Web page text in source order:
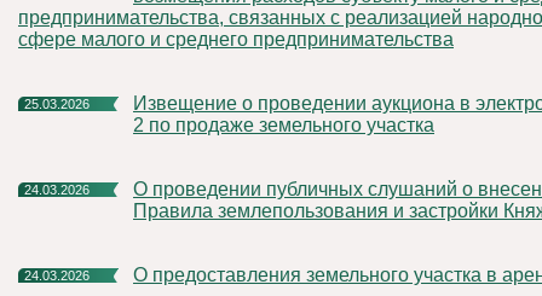
предпринимательства, связанных с реализацией
сфере малого и среднего предпринимательства
25.03.2026
Извещение о проведении аукциона в электронной форме №
2 по продаже земельного участка
24.03.2026
О проведении публичных слушаний о внесении изменений в
Правила землепользования и застройки
24.03.2026 О предоставления земельного участка в